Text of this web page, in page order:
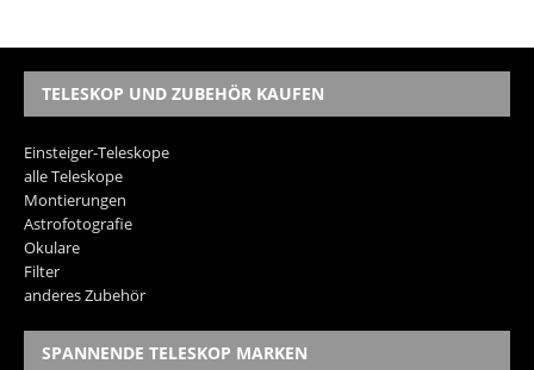
TELESKOP UND ZUBEHÖR KAUFEN
Einsteiger-Teleskope
alle Teleskope
Montierungen
Astrofotografie
Okulare
Filter
anderes Zubehör
SPANNENDE TELESKOP MARKEN